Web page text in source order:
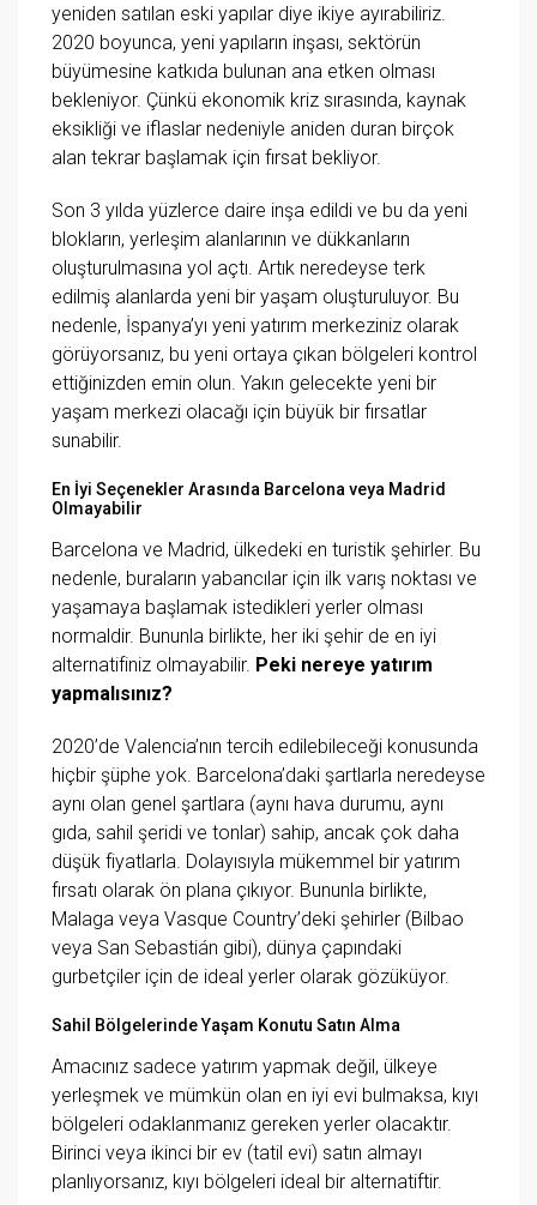
yeniden satılan eski yapılar diye ikiye ayırabiliriz.
2020 boyunca, yeni yapıların inşası, sektörün
büyümesine katkıda bulunan ana etken olması
bekleniyor. Çünkü ekonomik kriz sırasında, kaynak
eksikliği ve iflaslar nedeniyle aniden duran birçok
alan tekrar başlamak için fırsat bekliyor.
Son 3 yılda yüzlerce daire inşa edildi ve bu da yeni
blokların, yerleşim alanlarının ve dükkanların
oluşturulmasına yol açtı. Artık neredeyse terk
edilmiş alanlarda yeni bir yaşam oluşturuluyor. Bu
nedenle, İspanya’yı yeni yatırım merkeziniz olarak
görüyorsanız, bu yeni ortaya çıkan bölgeleri kontrol
ettiğinizden emin olun. Yakın gelecekte yeni bir
yaşam merkezi olacağı için büyük bir fırsatlar
sunabilir.
En İyi Seçenekler Arasında Barcelona veya Madrid
Olmayabilir
Barcelona ve Madrid, ülkedeki en turistik şehirler. Bu
nedenle, buraların yabancılar için ilk varış noktası ve
yaşamaya başlamak istedikleri yerler olması
normaldir. Bununla birlikte, her iki şehir de en iyi
alternatifiniz olmayabilir. Peki nereye yatırım
yapmalısınız?
2020’de Valencia’nın tercih edilebileceği konusunda
hiçbir şüphe yok. Barcelona’daki şartlarla neredeyse
aynı olan genel şartlara (aynı hava durumu, aynı
gıda, sahil şeridi ve tonlar) sahip, ancak çok daha
düşük fiyatlarla. Dolayısıyla mükemmel bir yatırım
fırsatı olarak ön plana çıkıyor. Bununla birlikte,
Malaga veya Vasque Country’deki şehirler (Bilbao
veya San Sebastián gibi), dünya çapındaki
gurbetçiler için de ideal yerler olarak gözüküyor.
Sahil Bölgelerinde Yaşam Konutu Satın Alma
Amacınız sadece yatırım yapmak değil, ülkeye
yerleşmek ve mümkün olan en iyi evi bulmaksa, kıyı
bölgeleri odaklanmanız gereken yerler olacaktır.
Birinci veya ikinci bir ev (tatil evi) satın almayı
planlıyorsanız, kıyı bölgeleri ideal bir alternatiftir.